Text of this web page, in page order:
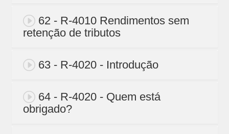
62 - R-4010 Rendimentos sem
retenção de tributos
63 - R-4020 - Introdução
64 - R-4020 - Quem está
obrigado?